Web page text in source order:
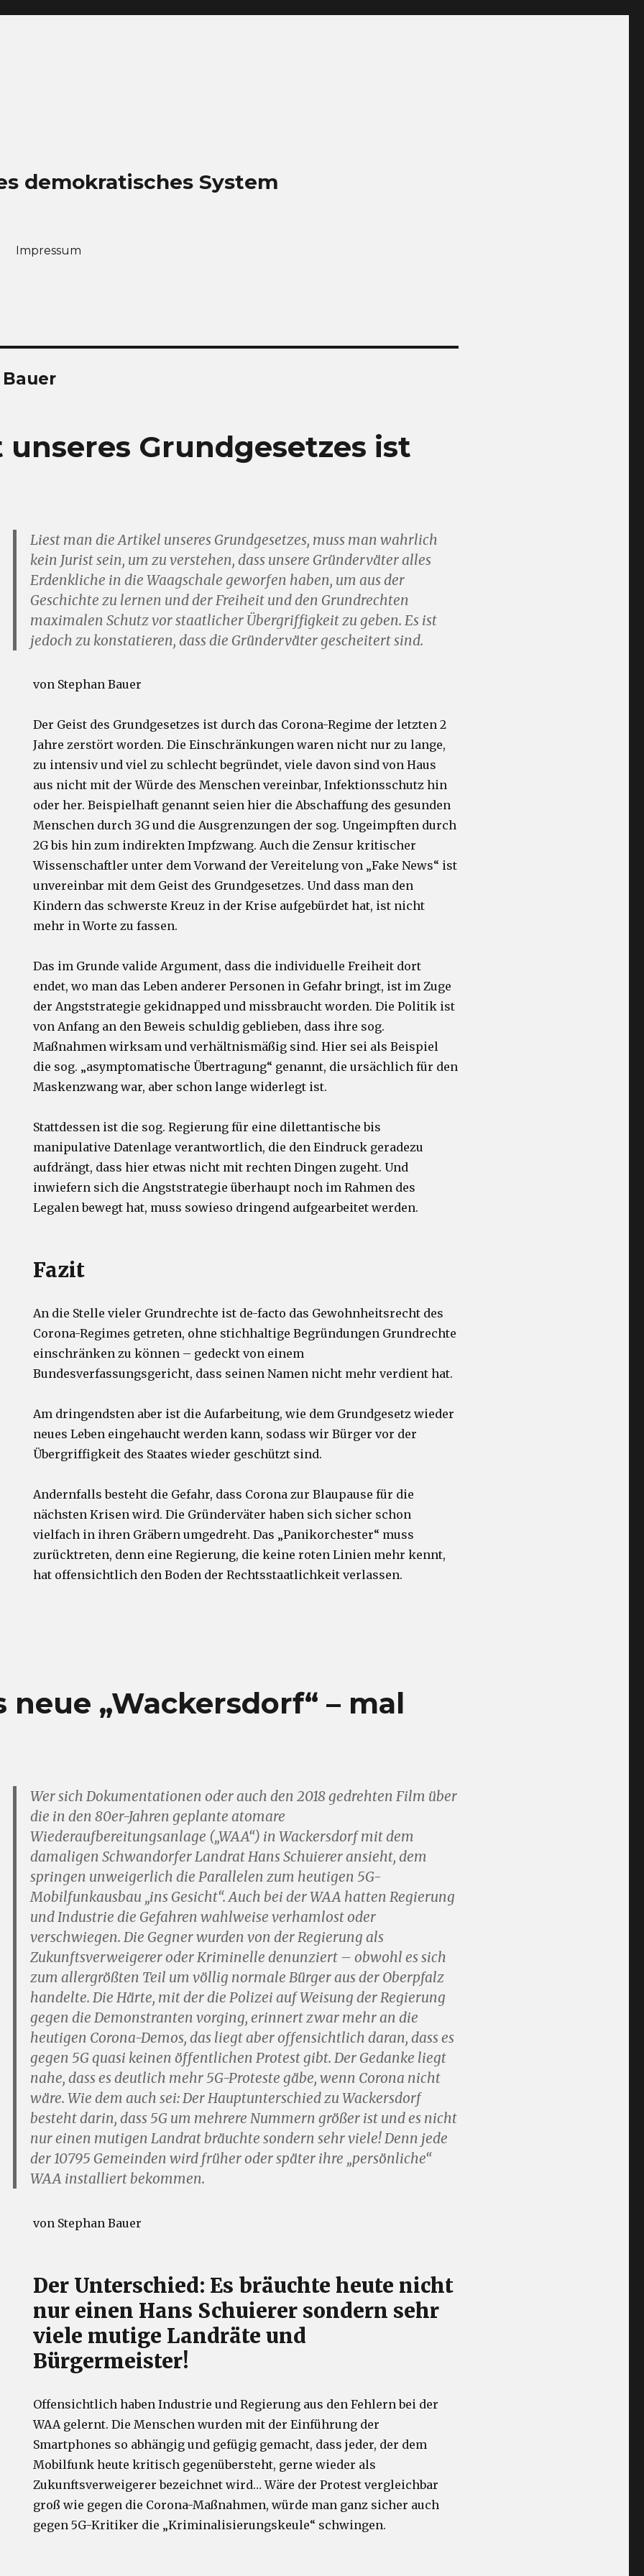
demokratisches System
Impressum
unseres Grundgesetzes ist
Liest man die Artikel unseres Grundgesetzes, muss man wahrlich
kein Jurist sein, um zu verstehen, dass unsere Gründerväter alles
Erdenkliche in die Waagschale geworfen haben, um aus der
Geschichte zu lernen und der Freiheit und den Grundrechten
maximalen Schutz vor staatlicher Übergriffigkeit zu geben. Es ist
jedoch zu konstatieren, dass die Gründerväter gescheitert sind.
von Stephan Bauer
Der Geist des Grundgesetzes ist durch das Corona-Regime der letzten 2
Jahre zerstört worden. Die Einschränkungen waren nicht nur zu lange,
zu intensiv und viel zu schlecht begründet, viele davon sind von Haus
aus nicht mit der Würde des Menschen vereinbar, Infektionsschutz hin
oder her. Beispielhaft genannt seien hier die Abschaffung des gesunden
Menschen durch 3G und die Ausgrenzungen der sog. Ungeimpften durch
2G bis hin zum indirekten Impfzwang. Auch die Zensur kritischer
Wissenschaftler unter dem Vorwand der Vereitelung von „Fake News“ ist
unvereinbar mit dem Geist des Grundgesetzes. Und dass man den
Kindern das schwerste Kreuz in der Krise aufgebürdet hat, ist nicht
mehr in Worte zu fassen.
Das im Grunde valide Argument, dass die individuelle Freiheit dort
endet, wo man das Leben anderer Personen in Gefahr bringt, ist im Zuge
der Angststrategie gekidnapped und missbraucht worden. Die Politik ist
von Anfang an den Beweis schuldig geblieben, dass ihre sog.
Maßnahmen wirksam und verhältnismäßig sind. Hier sei als Beispiel
die sog. „asymptomatische Übertragung“ genannt, die ursächlich für den
Maskenzwang war, aber schon lange widerlegt ist.
Stattdessen ist die sog. Regierung für eine dilettantische bis
manipulative Datenlage verantwortlich, die den Eindruck geradezu
aufdrängt, dass hier etwas nicht mit rechten Dingen zugeht. Und
inwiefern sich die Angststrategie überhaupt noch im Rahmen des
Legalen bewegt hat, muss sowieso dringend aufgearbeitet werden.
Fazit
An die Stelle vieler Grundrechte ist de-facto das Gewohnheitsrecht des
Corona-Regimes getreten, ohne stichhaltige Begründungen Grundrechte
einschränken zu können – gedeckt von einem
Bundesverfassungsgericht, dass seinen Namen nicht mehr verdient hat.
Am dringendsten aber ist die Aufarbeitung, wie dem Grundgesetz wieder
neues Leben eingehaucht werden kann, sodass wir Bürger vor der
Übergriffigkeit des Staates wieder geschützt sind.
Andernfalls besteht die Gefahr, dass Corona zur Blaupause für die
nächsten Krisen wird. Die Gründerväter haben sich sicher schon
vielfach in ihren Gräbern umgedreht. Das „Panikorchester“ muss
zurücktreten, denn eine Regierung, die keine roten Linien mehr kennt,
hat offensichtlich den Boden der Rechtsstaatlichkeit verlassen.
neue „Wackersdorf“ – mal
Wer sich Dokumentationen oder auch den 2018 gedrehten Film über
die in den 80er-Jahren geplante atomare
Wiederaufbereitungsanlage („WAA“) in Wackersdorf mit dem
damaligen Schwandorfer Landrat Hans Schuierer ansieht, dem
springen unweigerlich die Parallelen zum heutigen 5G-
Mobilfunkausbau „ins Gesicht“. Auch bei der WAA hatten Regierung
und Industrie die Gefahren wahlweise verhamlost oder
verschwiegen. Die Gegner wurden von der Regierung als
Zukunftsverweigerer oder Kriminelle denunziert – obwohl es sich
zum allergrößten Teil um völlig normale Bürger aus der Oberpfalz
handelte. Die Härte, mit der die Polizei auf Weisung der Regierung
gegen die Demonstranten vorging, erinnert zwar mehr an die
heutigen Corona-Demos, das liegt aber offensichtlich daran, dass es
gegen 5G quasi keinen öffentlichen Protest gibt. Der Gedanke liegt
nahe, dass es deutlich mehr 5G-Proteste gäbe, wenn Corona nicht
wäre. Wie dem auch sei: Der Hauptunterschied zu Wackersdorf
besteht darin, dass 5G um mehrere Nummern größer ist und es nicht
nur einen mutigen Landrat bräuchte sondern sehr viele! Denn jede
der 10795 Gemeinden wird früher oder später ihre „persönliche“
WAA installiert bekommen.
von Stephan Bauer
Der Unterschied: Es bräuchte heute nicht
nur einen Hans Schuierer sondern sehr
viele mutige Landräte und
Bürgermeister!
Offensichtlich haben Industrie und Regierung aus den Fehlern bei der
WAA gelernt. Die Menschen wurden mit der Einführung der
Smartphones so abhängig und gefügig gemacht, dass jeder, der dem
Mobilfunk heute kritisch gegenübersteht, gerne wieder als
Zukunftsverweigerer bezeichnet wird… Wäre der Protest vergleichbar
groß wie gegen die Corona-Maßnahmen, würde man ganz sicher auch
gegen 5G-Kritiker die „Kriminalisierungskeule“ schwingen.